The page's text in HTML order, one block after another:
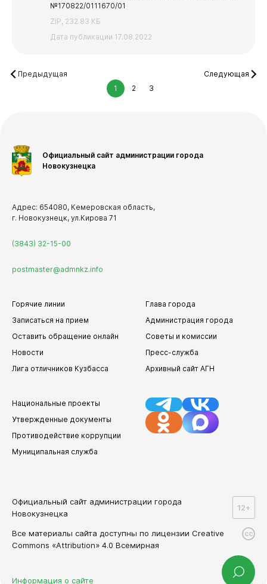
№170822/0111670/01
ZIP, 232.83 КБ
Дата публикации 17.08.2022
Предыдущая
1
2 3
Следующая
Официальный сайт администрации города
Новокузнецка
Адрес: 654080, Кемеровская область,
г. Новокузнецк, ул.Кирова 71
(3843) 32-15-00
postmaster@admnkz.info
Горячие линии
Записаться на прием
Оставить обращение онлайн
Новости
Лига отличников Кузбасса
Глава города
Администрация города
Советы и комиссии
Пресс-служба
Архивный сайт АГН
Национальные проекты
Утвержденные документы
Противодействие коррупции
Муниципальная служба
Официальный сайт администрации города
Новокузнецка
12+
cc
Все материалы сайта доступны по лицензии Creative
Commons «Attribution» 4.0 Всемирная
Информация о сайте